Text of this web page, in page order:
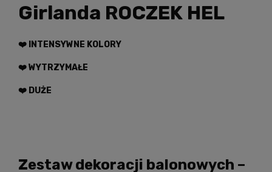
Girlanda ROCZEK HEL
❤️‍ INTENSYWNE KOLORY
❤️‍ WYTRZYMAŁE
❤️ DUŻE
Zestaw dekoracji balonowych –